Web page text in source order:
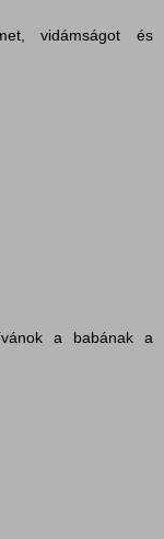
vidámságot és
a babának a